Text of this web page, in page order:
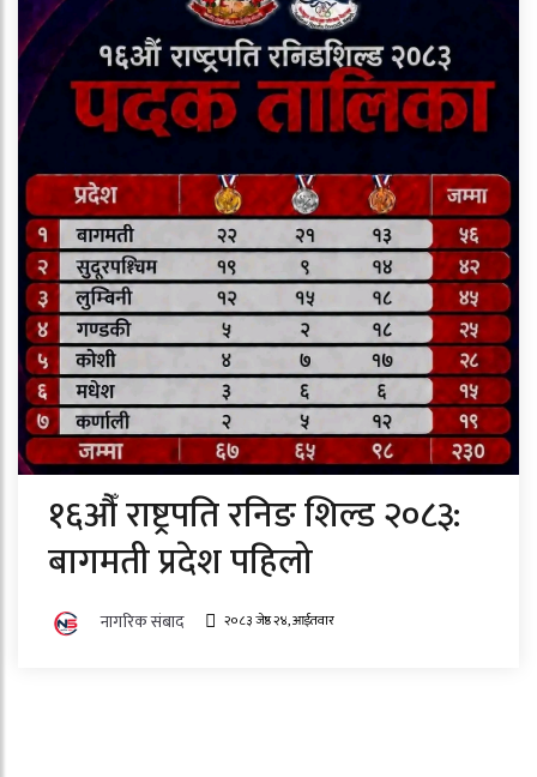
१६औँ राष्ट्रपति रनिङ शिल्ड २०८३:
बागमती प्रदेश पहिलो
नागरिक संबाद २०८३ जेष्ठ २४, आईतवार